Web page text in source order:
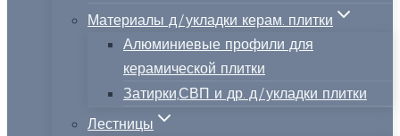
Материалы д/укладки керам. плитки
Алюминиевые профили для
керамической плитки
Затирки,СВП и др. д/укладки плитки
Лестницы